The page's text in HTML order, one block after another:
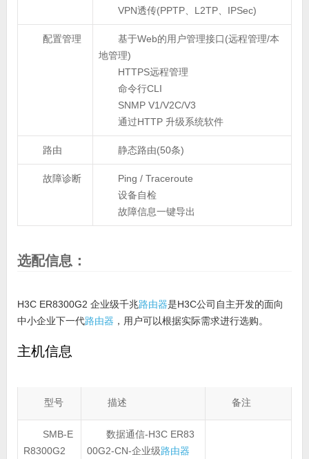
VPN透传(PPTP、L2TP、IPSec)
配置管理
基于Web的用户管理接口(远程管理/本
地管理)
HTTPS远程管理
命令行CLI
SNMP V1/V2C/V3
通过HTTP 升级系统软件
路由 静态路由(50条)
故障诊断
Ping / Traceroute
设备自检
故障信息一键导出
选配信息：
H3C ER8300G2 企业级千兆路由器是H3C公司自主开发的面向
中小企业下一代路由器 ，用户可以根据实际需求进行选购。
主机信息
型号 描述 备注
SMB-E
R8300G2
数据通信-H3C ER83
00G2-CN-企业级路由器